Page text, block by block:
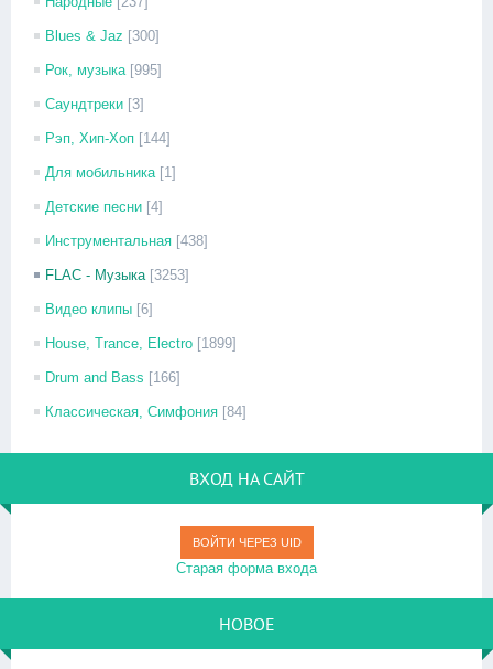
Blues & Jaz [300]
Рок, музыка [995]
Саундтреки [3]
Рэп, Хип-Хоп [144]
Для мобильника [1]
Детские песни [4]
Инструментальная [438]
FLAC - Музыка [3253]
Видео клипы [6]
House, Trance, Electro [1899]
Drum and Bass [166]
Классическая, Симфония [84]
ВХОД НА САЙТ
ВОЙТИ ЧЕРЕЗ UID
Старая форма входа
НОВОЕ